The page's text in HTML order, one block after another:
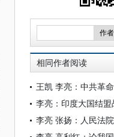
相同作者阅读